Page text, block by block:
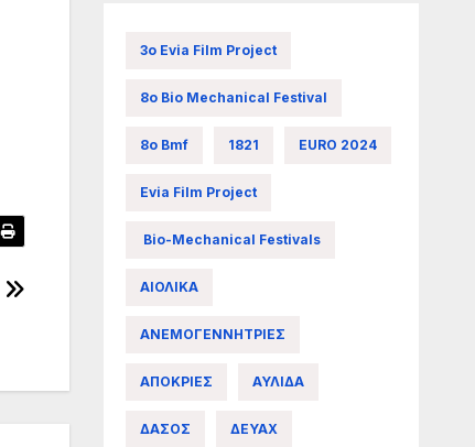
3ο Evia Film Project
8ο Bio Mechanical Festival
8ο Bmf 1821 EURO 2024
Evia Film Project
Bio-Mechanical Festivals
ΑΙΟΛΙΚΑ
ΑΝΕΜΟΓΕΝΝΗΤΡΙΕΣ
ΑΠΟΚΡΙΕΣ ΑΥΛΙΔΑ
ΔΑΣΟΣ ΔΕΥΑΧ